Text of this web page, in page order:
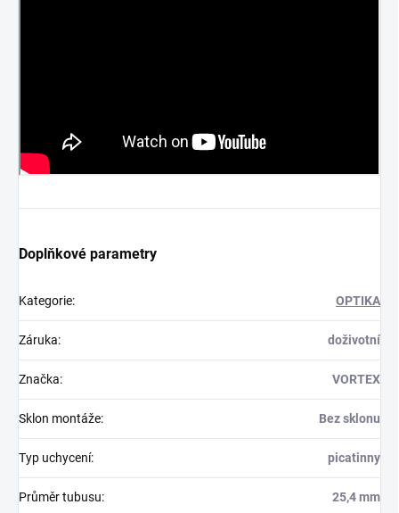
Doplňkové parametry
Kategorie: OPTIKA
Záruka: doživotní
Značka: VORTEX
Sklon montáže: Bez sklonu
Typ uchycení: picatinny
Průměr tubusu: 25,4 mm